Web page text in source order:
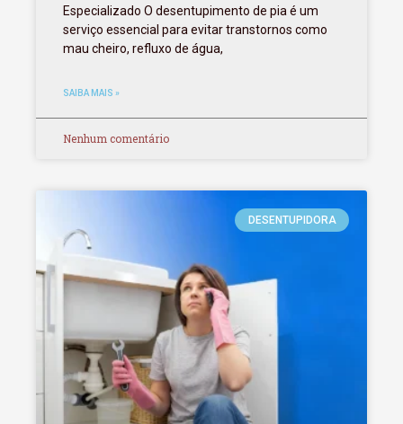
Especializado O desentupimento de pia é um
serviço essencial para evitar transtornos como
mau cheiro, refluxo de água,
SAIBA MAIS »
Nenhum comentário
DESENTUPIDORA